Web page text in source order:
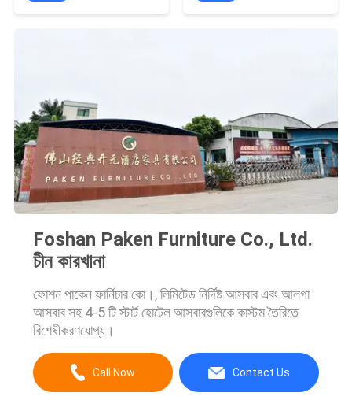
Foshan Paken Furniture Co., Ltd.
চীন কারখানা
ফোশন পাকেন ফার্নিচার কো।, লিমিটেড নির্দিষ্ট আসবাব এবং আলগা
আসবাব সহ 4-5 টি স্টার্ট হোটেল আসবাবগুলিকে কাস্টম তৈরিতে
বিশেষীকরণযোগ্য।
Call Now Contact Us